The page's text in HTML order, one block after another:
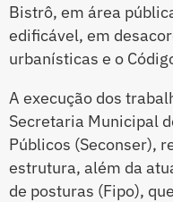
Bistrô, em área
edificável, em
urbanísticas e o
A execução dos
Secretaria Municipal
Públicos (Seconser),
estrutura, além da
de posturas (Fipo),